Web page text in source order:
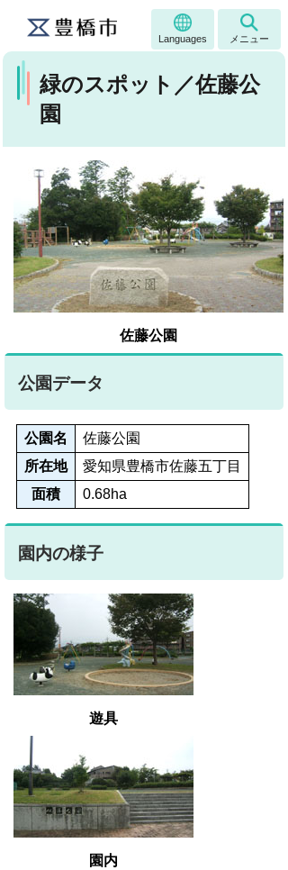
Languages メニュー
緑のスポット／佐藤公
園
佐藤公園
公園データ
公園名
佐藤公園
所在地
愛知県豊橋市佐藤五丁目
面積
0.68ha
園内の様子
遊具
園内